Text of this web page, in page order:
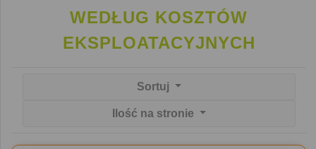
WEDŁUG KOSZTÓW
EKSPLOATACYJNYCH
Sortuj
Ilość na stronie